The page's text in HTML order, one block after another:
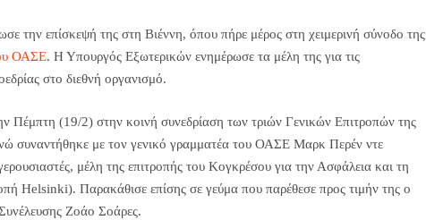
την επίσκεψή της στη Βιέννη, όπου πήρε μέρος στη χειμερινή σύνοδο της
ΟΑΣΕ. Η Υπουργός Εξωτερικών ενημέρωσε τα μέλη της για τις
στο διεθνή οργανισμό.
Πέμπτη (19/2) στην κοινή συνεδρίαση των τριών Γενικών Επιτροπών της
συναντήθηκε με τον γενικό γραμματέα του ΟΑΣΕ Μαρκ Περέν ντε
μέλη της επιτροπής του Κογκρέσου για την Ασφάλεια και τη
Helsinki). Παρακάθισε επίσης σε γεύμα που παρέθεσε προς τιμήν της ο
Ζοάο Σοάρες.